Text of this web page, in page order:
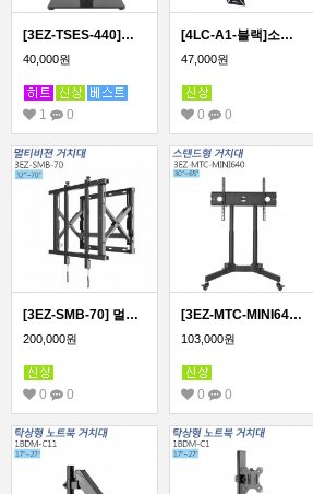
[3EZ-TSES-440]스탠드형 모니터 거치대 32~55인치 모든 TV 모니터 호환
40,000원
1 0
[4LC-A1-블랙]소형모니터 천정형거치대 15~32인치/봉높이 330~480
47,000원
0 0
[3EZ-SMB-70] 멀티비젼 브라켓 유지보수용 거치대 32~70인치가능
200,000원
0 0
[3EZ-MTC-MINI640] 모니터 이동형 스탠드 거치대 30~65인치
103,000원
0 0